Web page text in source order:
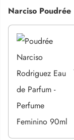
Narciso Poudrée